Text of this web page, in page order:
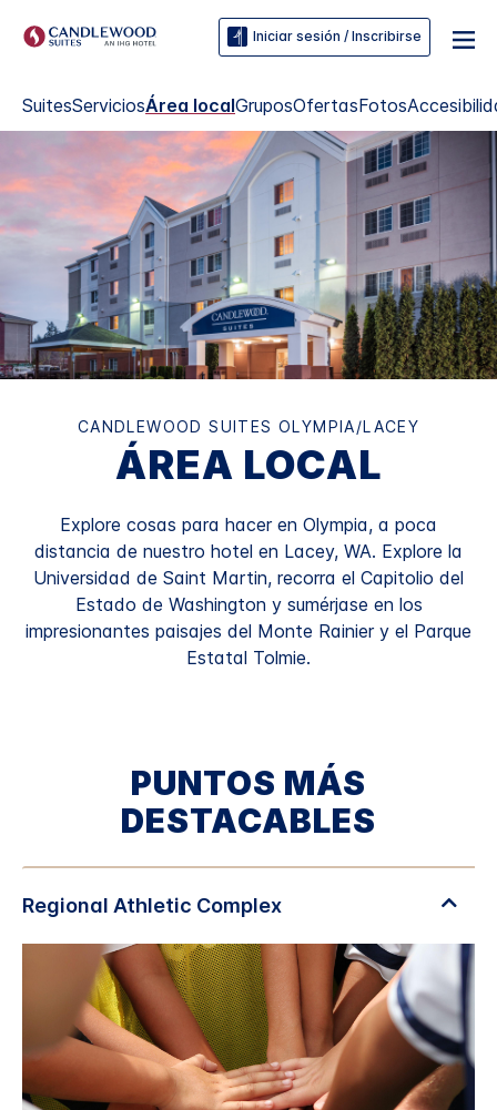
Iniciar sesión / Inscribirse
SuitesServiciosÁrea localGruposOfertasFotos
CANDLEWOOD SUITES OLYMPIA/LACEY
ÁREA LOCAL
Explore cosas para hacer en Olympia, a poca
distancia de nuestro hotel en Lacey, WA. Explore la
Universidad de Saint Martin, recorra el Capitolio del
Estado de Washington y sumérjase en los
impresionantes paisajes del Monte Rainier y el Parque
Estatal Tolmie.
PUNTOS MÁS
DESTACABLES